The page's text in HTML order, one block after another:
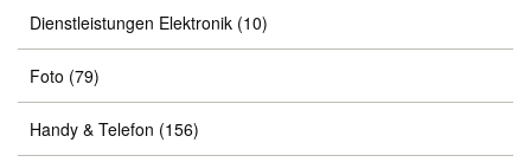
Dienstleistungen Elektronik (10)
Foto (79)
Handy & Telefon (156)